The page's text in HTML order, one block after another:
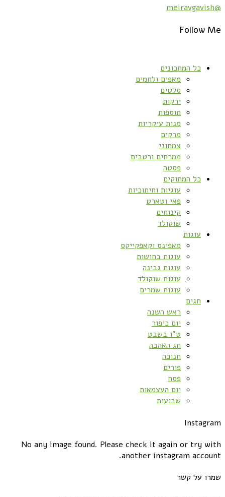
@meiravgavish
Follow Me
כל המתכונים
מאפים ולחמים
סלטים
ירקות
תוספות
מנות עיקריות
מרקים
צמחוני
ממרחים ורטבים
פסטה
כל המתוקים
עוגיות וחיתוכיות
פאי וטארט
קינוחים
שוקולד
עוגות
מאפינס וקאפקייקס
עוגות בחושות
עוגות גבינה
עוגות שוקולד
עוגות שמרים
חגים
ראש השנה
יום כיפור
ט”ו בשבט
חג האהבה
חנוכה
פורים
פסח
יום העצמאות
שבועות
Instagram
No any image found. Please check it again or try with
another instagram account.
שמרו על קשר